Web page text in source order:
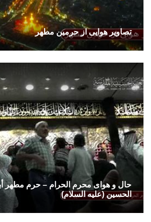
تصاوير هوایی از حرمین مطهر
حال و هوای محرم الحرام – حرم مطهر
الحسین (علیه السلام)